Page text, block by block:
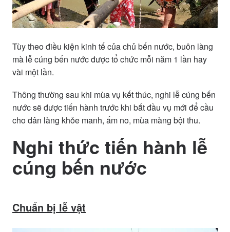
Tùy theo điều kiện kinh tế của chủ bến nước, buôn làng
mà lễ cúng bến nước được tổ chức mỗi năm 1 lần hay
vài một lần.
Thông thường sau khi mùa vụ kết thúc, nghi lễ cúng bến
nước sẽ được tiến hành trước khi bắt đầu vụ mới để cầu
cho dân làng khỏe manh, ấm no, mùa màng bội thu.
Nghi thức tiến hành lễ
cúng bến nước
Chuẩn bị lễ vật